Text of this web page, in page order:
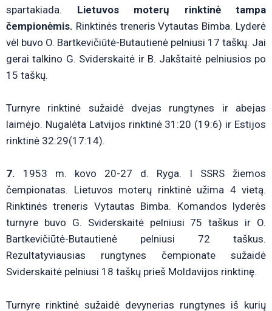
spartakiada. Lietuvos moterų rinktinė tampa
čempionėmis. Rinktinės treneris Vytautas Bimba. Lyderė
vėl buvo O. Bartkevičiūtė-Butautienė pelniusi 17 taškų. Jai
gerai talkino G. Sviderskaitė ir B. Jakštaitė pelniusios po
15 taškų.
Turnyre rinktinė sužaidė dvejas rungtynes ir abejas
laimėjo. Nugalėta Latvijos rinktinė 31:20 (19:6) ir Estijos
rinktinė 32:29(17:14).
7. 1953 m. kovo 20-27 d. Ryga. I SSRS žiemos
čempionatas. Lietuvos moterų rinktinė užima 4 vietą.
Rinktinės treneris Vytautas Bimba. Komandos lyderės
turnyre buvo G. Sviderskaitė pelniusi 75 taškus ir O.
Bartkevičiūtė-Butautienė pelniusi 72 taškus.
Rezultatyviausias rungtynes čempionate sužaidė
Sviderskaitė pelniusi 18 taškų prieš Moldavijos rinktinę.
Turnyre rinktinė sužaidė devynerias rungtynes iš kurių